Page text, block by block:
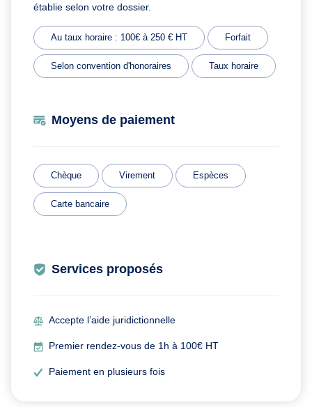
établie selon votre dossier.
Au taux horaire : 100€ à 250 € HT Forfait
Selon convention d'honoraires Taux horaire
Moyens de paiement
Chèque Virement Espèces
Carte bancaire
Services proposés
Accepte l’aide juridictionnelle
Premier rendez-vous de 1h à 100€ HT
Paiement en plusieurs fois